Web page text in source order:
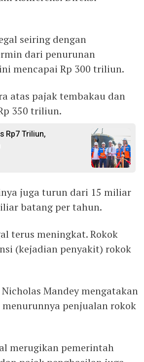
seiring dengan
dari penurunan
mencapai Rp 300 triliun.
atas pajak tembakau dan
350 triliun.
Rp7 Triliun,
juga turun dari 15 miliar
batang per tahun.
terus meningkat. Rokok
(kejadian penyakit) rokok
Mandey mengatakan
penjualan rokok
merugikan pemerintah